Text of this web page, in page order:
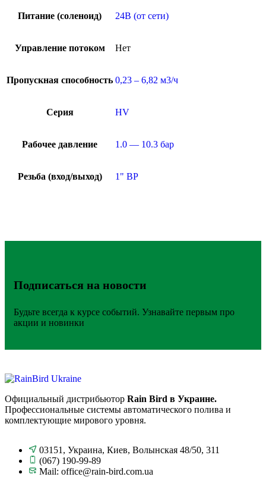
Питание (соленоид) 24В (от сети)
Управление потоком Нет
Пропускная способность 0,23 – 6,82 м3/ч
Серия HV
Рабочее давление 1.0 — 10.3 бар
Резьба (вход/выход) 1" ВР
Подписаться на новости
Будьте всегда к курсе событий. Узнавайте первым про
акции и новинки
Официальный дистрибьютор Rain Bird в Украине.
Профессиональные системы автоматического полива и
комплектующие мирового уровня.
03151, Украина, Киев, Волынская 48/50, 311
(067) 190-99-89
Mail: office@rain-bird.com.ua